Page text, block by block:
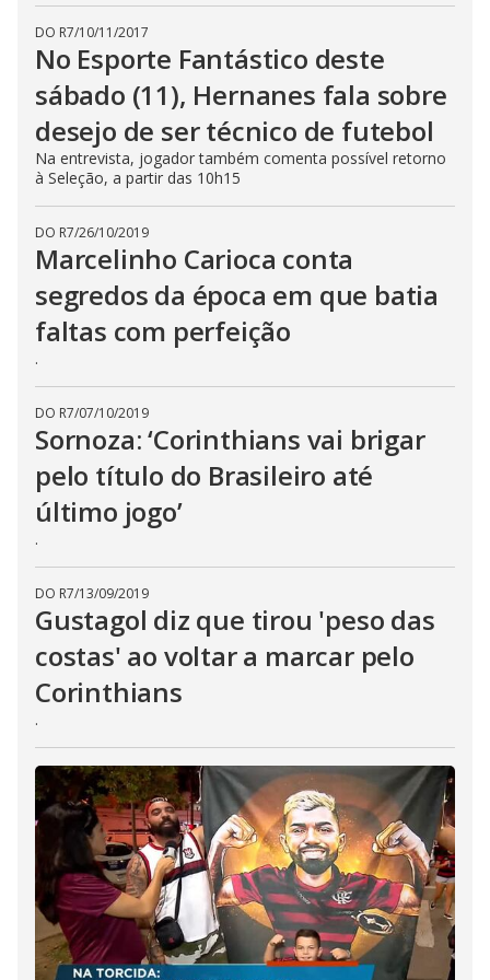
DO R7/10/11/2017
No Esporte Fantástico deste
sábado (11), Hernanes fala sobre
desejo de ser técnico de futebol
Na entrevista, jogador também comenta possível retorno
à Seleção, a partir das 10h15
DO R7/26/10/2019
Marcelinho Carioca conta
segredos da época em que batia
faltas com perfeição
.
DO R7/07/10/2019
Sornoza: ‘Corinthians vai brigar
pelo título do Brasileiro até
último jogo’
.
DO R7/13/09/2019
Gustagol diz que tirou 'peso das
costas' ao voltar a marcar pelo
Corinthians
.